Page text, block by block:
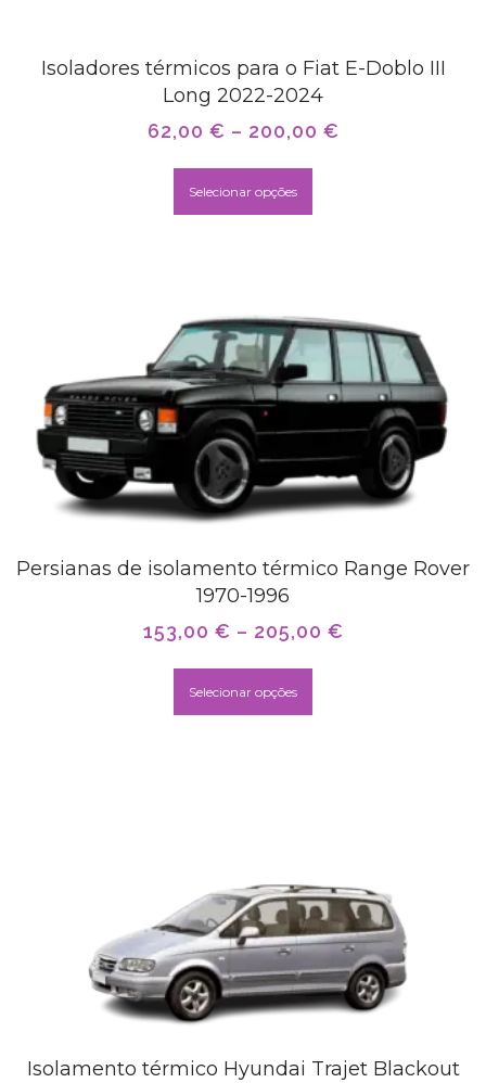
Isoladores térmicos para o Fiat E-Doblo III
Long 2022-2024
62,00 € – 200,00 €
Selecionar opções
Persianas de isolamento térmico Range Rover
1970-1996
153,00 € – 205,00 €
Selecionar opções
Isolamento térmico Hyundai Trajet Blackout